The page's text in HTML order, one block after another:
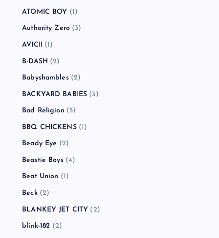
ATOMIC BOY (1)
Authority Zero (3)
AVICII (1)
B-DASH (2)
Babyshambles(2)
BACKYARD BABIES (3)
Bad Religion (5)
BBQ CHICKENS(1)
Beady Eye (2)
Beastie Boys(4)
Beat Union (1)
Beck(2)
BLANKEY JET CITY (2)
blink-182 (2)